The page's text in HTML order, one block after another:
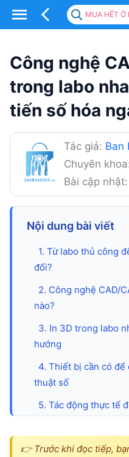
MUA HẾT Ở
nghệ
CAD/CAM
&
in
3D
trong
labo
nha
khoa:
Bước
tiến
hóa
ngành
phục
hình
Công nghệ
trong labo
tiến số hóa
Tác giả: Ban
Chuyên
Bài cập nhật:
Nội dung bài viết
1. Từ labo thủ công
đổi?
2. Công nghệ CAD/
nào?
3. In 3D trong labo
hướng
4. Thiết bị cần có
thuật số
5. Tác động thực tế
6. Kết luận
👉 Trước khi đọc tiếp,